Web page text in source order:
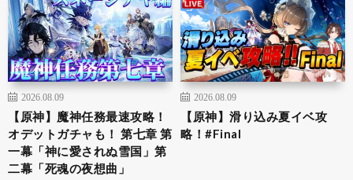
2026.08.09
【原神】魔神任務最速攻略！
オデットガチャも！ 第七章 第
一幕「神に愛されぬ雪国」第
二幕「死魂の夜想曲」
2026.08.09
【原神】滑り込み夏イベ攻
略！#Final